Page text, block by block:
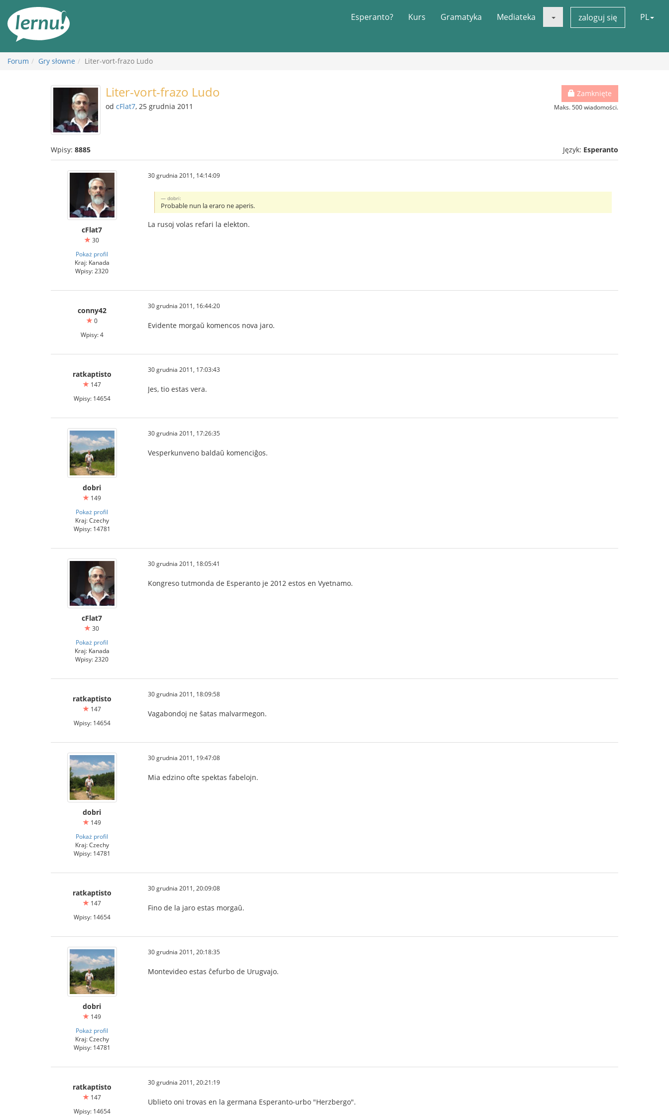
Esperanto? Kurs Gramatyka Mediateka zaloguj się PL
Forum Gry słowne Liter-vort-frazo Ludo
Zamknięte
Maks. 500 wiadomości.
Liter-vort-frazo Ludo
od cFlat7, 25 grudnia 2011
Wpisy: 8885 Język: Esperanto
cFlat7
30
Pokaż profil
Kraj: Kanada
Wpisy: 2320
30 grudnia 2011, 14:14:09
dobri:
Probable nun la eraro ne aperis.
La rusoj volas refari la elekton.
conny42
0
Wpisy: 4
30 grudnia 2011, 16:44:20
Evidente morgaŭ komencos nova jaro.
ratkaptisto
147
Wpisy: 14654
30 grudnia 2011, 17:03:43
Jes, tio estas vera.
dobri
149
Pokaż profil
Kraj: Czechy
Wpisy: 14781
30 grudnia 2011, 17:26:35
Vesperkunveno baldaŭ komenciĝos.
cFlat7
30
Pokaż profil
Kraj: Kanada
Wpisy: 2320
30 grudnia 2011, 18:05:41
Kongreso tutmonda de Esperanto je 2012 estos en Vyetnamo.
ratkaptisto
147
Wpisy: 14654
30 grudnia 2011, 18:09:58
Vagabondoj ne ŝatas malvarmegon.
dobri
149
Pokaż profil
Kraj: Czechy
Wpisy: 14781
30 grudnia 2011, 19:47:08
Mia edzino ofte spektas fabelojn.
ratkaptisto
147
Wpisy: 14654
30 grudnia 2011, 20:09:08
Fino de la jaro estas morgaŭ.
dobri
149
Pokaż profil
Kraj: Czechy
Wpisy: 14781
30 grudnia 2011, 20:18:35
Montevideo estas ĉefurbo de Urugvajo.
ratkaptisto
147
Wpisy: 14654
30 grudnia 2011, 20:21:19
Ublieto oni trovas en la germana Esperanto-urbo "Herzbergo".